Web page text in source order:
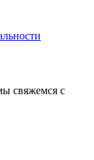
свяжемся с